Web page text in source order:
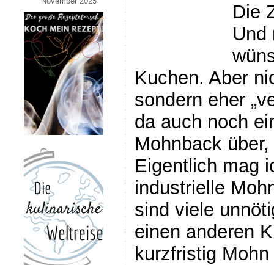
Die
Und
Kuchen. Aber
sondern eher
da auch noch
Mohnback
Eigentlich mag
industrielle
sind viele
einen anderen
kurzfristig